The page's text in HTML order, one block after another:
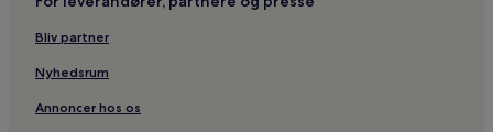
Bliv partner
Nyhedsrum
Annoncer hos os